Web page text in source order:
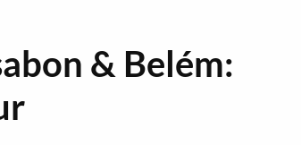
& Belém: